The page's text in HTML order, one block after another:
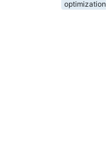
optimization